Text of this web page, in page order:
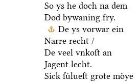
So ys he doch na dem
Dod bywaning fry.
De ys vorwar ein
Narre recht /
De veel vnkoſt an
Jagent lecht.
Sick ſuͤlueſt grote moͤye